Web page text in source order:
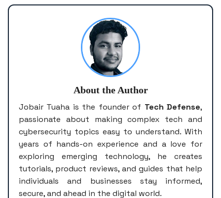
About the Author
Jobair Tuaha is the founder of Tech Defense,
passionate about making complex tech and
cybersecurity topics easy to understand. With
years of hands-on experience and a love for
exploring emerging technology, he creates
tutorials, product reviews, and guides that help
individuals and businesses stay informed,
secure, and ahead in the digital world.